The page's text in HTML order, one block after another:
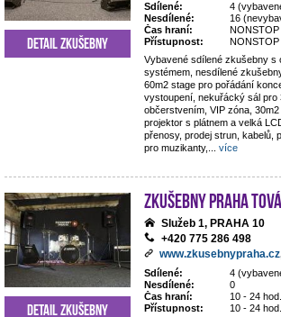
Sdílené:
4
Nesdílené:
16
Čas hraní:
NONSTOP
Přístupnost:
NONSTOP
Vybavené sdílené zkušebny s
systémem, nesdílené
60m2 stage pro pořádání
vystoupení, nekuřácký sál pro
občerstvením, VIP zóna,
projektor s plátnem a velká
přenosy, prodej strun, kabelů,
pro muzikanty,
více
Detail zkušebny
Zkušebny Praha
Služeb 1, PRAHA 10
+420 775 286 498
www.zkusebnypraha.cz
Sdílené:
4
Nesdílené:
0
Čas hraní:
10 - 24 hod.
Přístupnost:
10 - 24 hod.
Detail zkušebny